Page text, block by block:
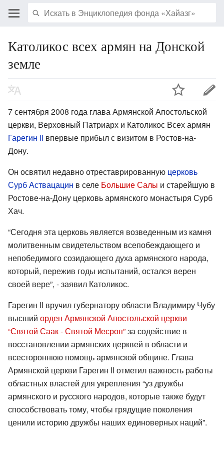
Католикос всех армян на Донской
земле
7 сентября 2008 года глава Армянской Апостольской
церкви, Верховный Патриарх и Католикос Всех армян
Гарегин II впервые прибыл с визитом в Ростов-на-
Дону.
Он освятил недавно отреставрированную церковь
Сурб Аствацацин в селе Большие Салы и старейшую в
Ростове-на-Дону церковь армянского монастыря Сурб
Хач.
“Сегодня эта церковь является возведенным из камня
молитвенным свидетельством всепобеждающего и
непобедимого созидающего духа армянского народа,
который, пережив годы испытаний, остался верен
своей вере”, - заявил Католикос.
Гарегин II вручил губернатору области Владимиру Чубу
высший орден Армянской Апостольской церкви
“Святой Саак - Святой Месроп”за содействие в
восстановлении армянских церквей в области и
всестороннюю помощь армянской общине. Глава
Армянской церкви Гарегин II отметил важность работы
областных властей для укрепления “уз дружбы
армянского и русского народов, которые также будут
способствовать тому, чтобы грядущие поколения
ценили историю дружбы наших единоверных наций”.